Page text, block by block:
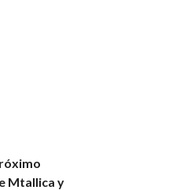
Mtallica y